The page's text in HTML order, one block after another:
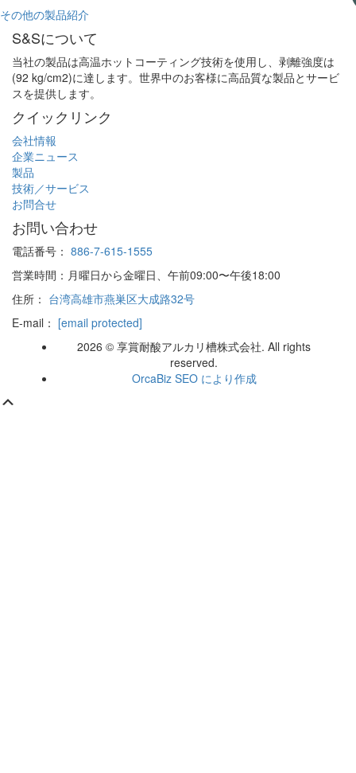
その他の製品紹介
S&Sについて
当社の製品は高温ホットコーティング技術を使用し、剥離強度は
(92 kg/cm2)に達します。世界中のお客様に高品質な製品とサービ
スを提供します。
クイックリンク
会社情報
企業ニュース
製品
技術／サービス
お問合せ
お問い合わせ
電話番号： 886-7-615-1555
営業時間：月曜日から金曜日、午前09:00〜午後18:00
住所： 台湾高雄市燕巣区大成路32号
E-mail： [email protected]
2026 © 享賞耐酸アルカリ槽株式会社. All rights
reserved.
OrcaBiz SEO により作成